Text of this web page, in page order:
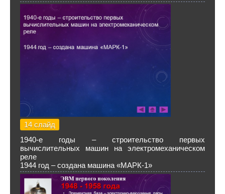
14 слайд
1940-е годы – строительство первых
вычислительных машин на электромеханическом
реле
1944 год – создана машина «МАРК-1»